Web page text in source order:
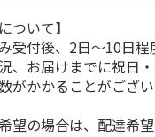
ついて】
付後、2日～10日程
、お届けまでに祝日
がかかることがござ
の場合は、配達希望